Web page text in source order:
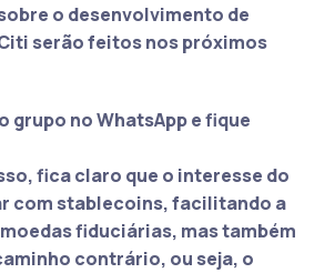
o desenvolvimento de
serão feitos nos próximos
grupo no WhatsApp e fique
fica claro que o interesse do
com stablecoins, facilitando a
fiduciárias, mas também
contrário, ou seja, o